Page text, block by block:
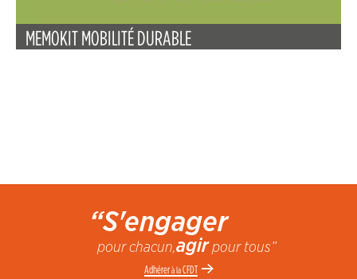
MEMOKIT MOBILITÉ DURABLE
“S'engager
pour chacun,agirpour tous”
Adhérerà laCFDT